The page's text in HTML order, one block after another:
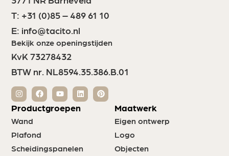
T: +31 (0)85 – 489 61 10
E: info@tacito.nl
Bekijk onze openingstijden
KvK 73278432
BTW nr. NL8594.35.386.B.01
Productgroepen
Wand
Plafond
Scheidingspanelen
Maatwerk
Eigen ontwerp
Logo
Objecten